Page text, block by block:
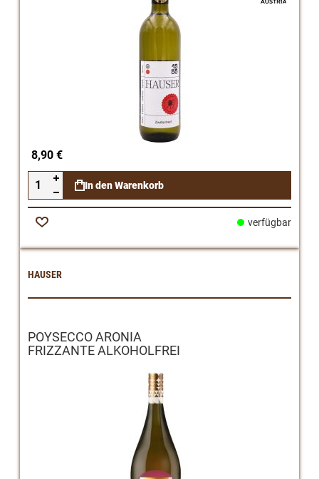
8,90 €
In den Warenkorb
Zur
verfügbar
HAUSER
POYSECCO ARONIA
FRIZZANTE ALKOHOLFREI